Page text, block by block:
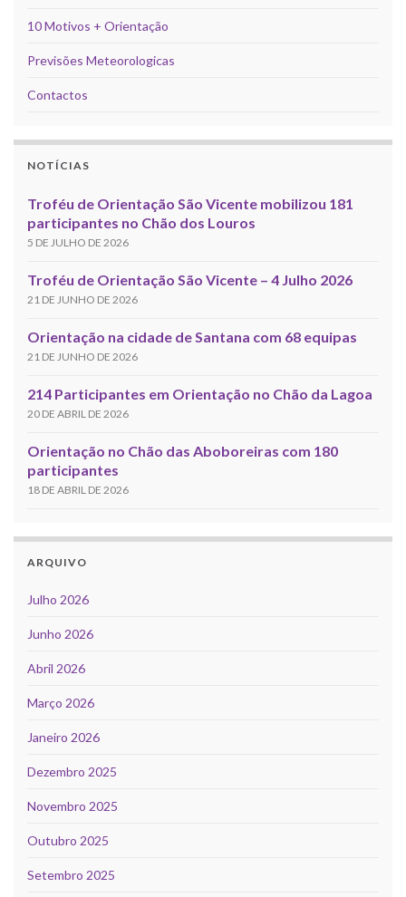
10 Motivos + Orientação
Previsões Meteorologicas
Contactos
NOTÍCIAS
Troféu de Orientação São Vicente mobilizou 181
participantes no Chão dos Louros
5 DE JULHO DE 2026
Troféu de Orientação São Vicente – 4 Julho 2026
21 DE JUNHO DE 2026
Orientação na cidade de Santana com 68 equipas
21 DE JUNHO DE 2026
214 Participantes em Orientação no Chão da Lagoa
20 DE ABRIL DE 2026
Orientação no Chão das Aboboreiras com 180
participantes
18 DE ABRIL DE 2026
ARQUIVO
Julho 2026
Junho 2026
Abril 2026
Março 2026
Janeiro 2026
Dezembro 2025
Novembro 2025
Outubro 2025
Setembro 2025